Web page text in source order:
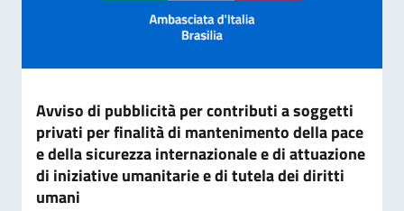
Avviso di pubblicità per contributi a soggetti
privati per finalità di mantenimento della pace
e della sicurezza internazionale e di attuazione
di iniziative umanitarie e di tutela dei diritti
umani